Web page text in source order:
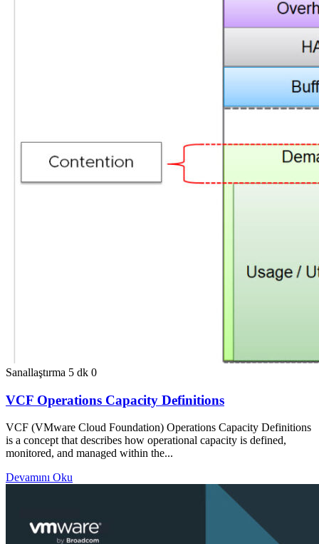
Sanallaştırma 5 dk 0
VCF Operations Capacity Definitions
VCF (VMware Cloud Foundation) Operations Capacity Definitions
is a concept that describes how operational capacity is defined,
monitored, and managed within the...
Devamını Oku